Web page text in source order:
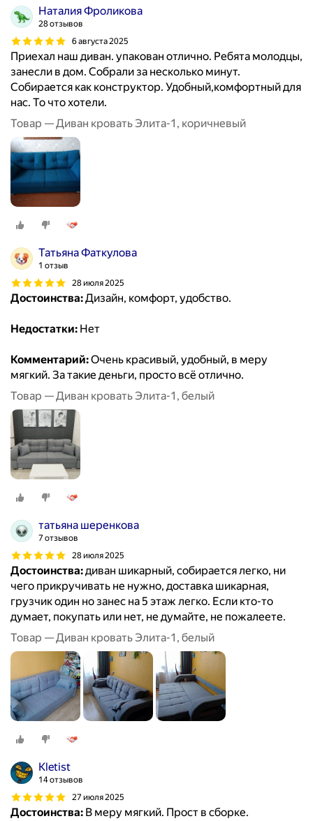
Наталия Фроликова
28 отзывов
6 августа 2025
Приехал наш диван. упакован отлично. Ребята молодцы,
занесли в дом. Собрали за несколько минут.
Собирается как конструктор. Удобный,комфортный для
нас. То что хотели.
Товар — Диван кровать Элита-1, коричневый
Татьяна Фаткулова
1 отзыв
28 июля 2025
Достоинства:Дизайн, комфорт, удобство.
Недостатки: Нет
Комментарий:Очень красивый, удобный, в меру
мягкий. За такие деньги, просто всё отлично.
Товар — Диван кровать Элита-1, белый
татьяна шеренкова
7 отзывов
28 июля 2025
Достоинства:диван шикарный, собирается легко, ни
чего прикручивать не нужно, доставка шикарная,
грузчик один но занес на 5 этаж легко. Если кто-то
думает, покупать или нет, не думайте, не пожалеете.
Товар — Диван кровать Элита-1, белый
Kletist
14 отзывов
27 июля 2025
Достоинства: В меру мягкий. Прост в сборке.